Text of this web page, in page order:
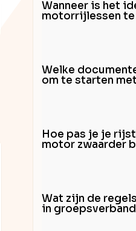
Wanneer is het
motorrijlessen te
Welke
om te starten
Hoe pas je je
motor zwaarder
Wat zijn de
in